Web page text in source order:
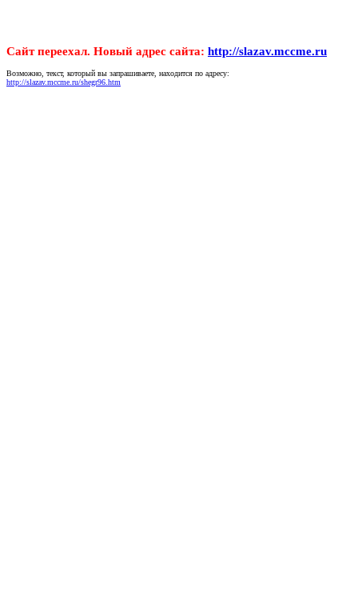
Сайт переехал. Новый адрес сайта: http://slazav.mccme.ru
Возможно, текст, который вы запрашиваете, находится по адресу:
http://slazav.mccme.ru/shegr96.htm